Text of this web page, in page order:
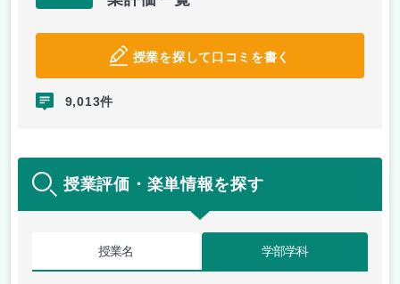
授業を探して口コミを書く
9,013件
授業評価・楽単情報を探す
授業名 学部学科